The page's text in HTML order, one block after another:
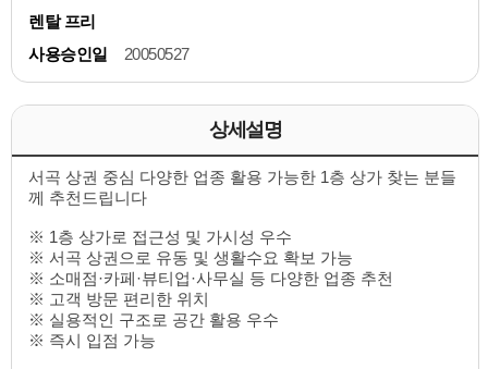
렌탈 프리
사용승인일
20050527
상세설명
서곡 상권 중심 다양한 업종 활용 가능한 1층 상가 찾는 분들
께 추천드립니다
※ 1층 상가로 접근성 및 가시성 우수
※ 서곡 상권으로 유동 및 생활수요 확보 가능
※ 소매점·카페·뷰티업·사무실 등 다양한 업종 추천
※ 고객 방문 편리한 위치
※ 실용적인 구조로 공간 활용 우수
※ 즉시 입점 가능